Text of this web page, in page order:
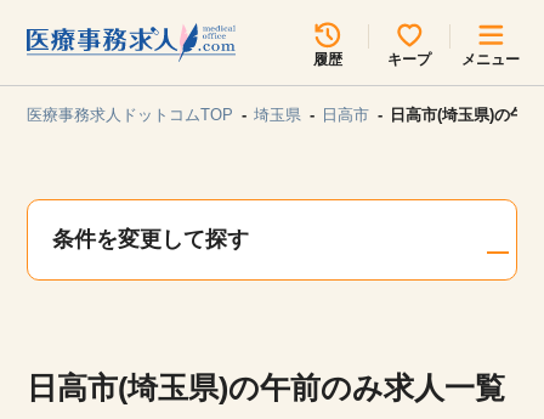
履歴 キープ メニュー
見学会・イベント情報
医療事務求人ドットコムTOP 埼玉県 日高市 日高市(埼玉県)の午
条件を変更して探す
日高市(埼玉県)の午前のみ求人一覧
所在地のエリアを選択してください
各支店担当よりご連絡させていただきます。
関東
甲信越・北陸 中国・四国